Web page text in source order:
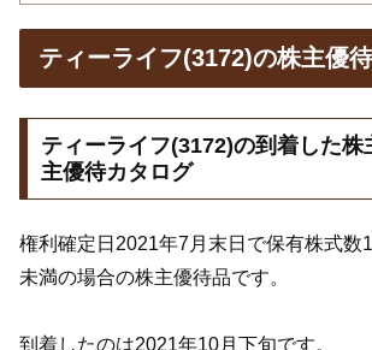
ティーライフ(3172)の株主優待
ティーライフ(3172)の到着した株
主優待カタログ
権利確定日2021年7月末日で保有株式数
未満の場合の株主優待品です。
到着したのは2021年10月下旬です。